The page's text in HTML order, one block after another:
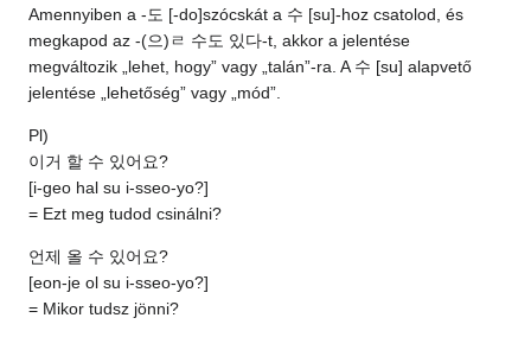
Amennyiben a -도 [-do]szócskát a 수 [su]-hoz csatolod, és
megkapod az -(으)ㄹ 수도 있다-t, akkor a jelentése
megváltozik „lehet, hogy” vagy „talán”-ra. A 수 [su] alapvető
jelentése „lehetőség” vagy „mód”.
Pl)
이거 할 수 있어요?
[i-geo hal su i-sseo-yo?]
= Ezt meg tudod csinálni?
언제 올 수 있어요?
[eon-je ol su i-sseo-yo?]
= Mikor tudsz jönni?